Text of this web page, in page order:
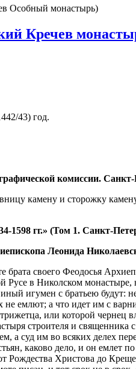
Особный монастырь)
Кречев
43) год.
комиссии. Санкт-
камену и сторожку
гг.» (Том 1. Санкт-
Леонида
своего Феодосья
в Николском монастыре,
игумен с братьею будут:
емлют; а что идет им с
или которой чернец
строителя и
а суд им во всяких делех
каково дело, и он емлет
Христова до